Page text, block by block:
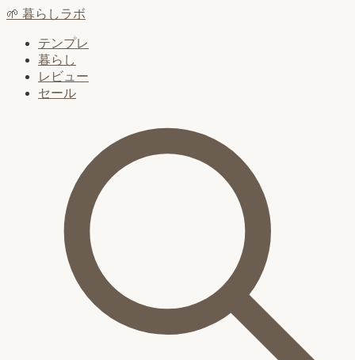
🌱 暮らしラボ
テンプレ
暮らし
レビュー
セール